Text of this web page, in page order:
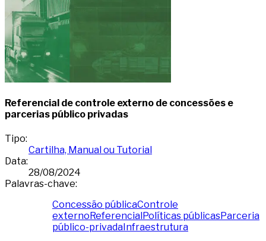
Referencial de controle externo de concessões e
parcerias público privadas
Tipo:
Cartilha, Manual ou Tutorial
Data:
28/08/2024
Palavras-chave:
Concessão públicaControle
externoReferencialPolíticas públicasParceria
público-privadaInfraestrutura